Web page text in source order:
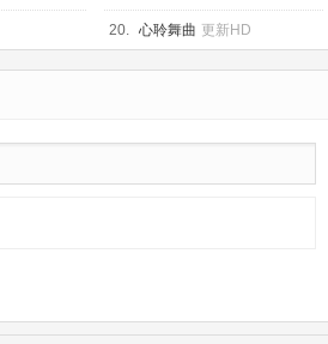
20. 心聆舞曲 更新HD